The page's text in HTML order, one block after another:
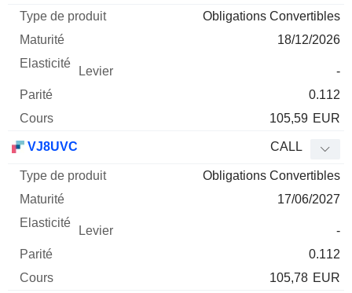
Obligations Convertibles
18/12/2026
-
0.112
105,59 EUR
VJ8UVC CALL
Obligations Convertibles
17/06/2027
-
0.112
105,78 EUR